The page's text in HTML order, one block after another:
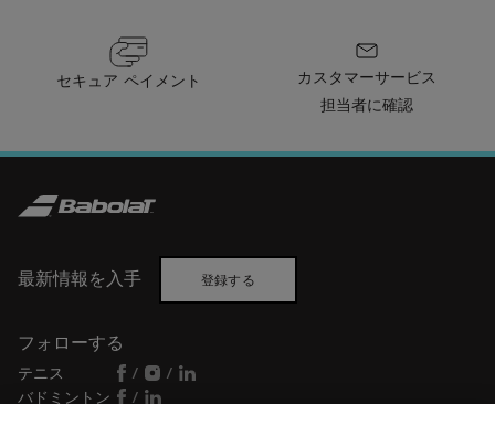
セキュア ペイメント
カスタマーサービス
担当者に確認
最新情報を入手 登録する
フォローする
テニス /
/
バドミントン
/